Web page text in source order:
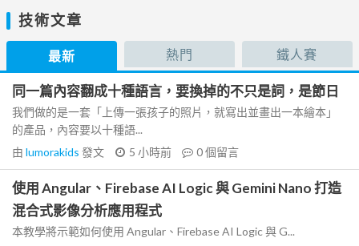
技術文章
最新 熱門 鐵人賽
同一篇內容翻成十種語言，要換掉的不只是詞，是節日
我們做的是一套「上傳一張孩子的照片，就寫出並畫出一本繪本」
的產品，內容要以十種語...
由 lumorakids 發文 5 小時前 0個留言
使用 Angular、Firebase AI Logic 與 Gemini Nano 打造
混合式影像分析應用程式
本教學將示範如何使用 Angular、Firebase AI Logic 與 G...